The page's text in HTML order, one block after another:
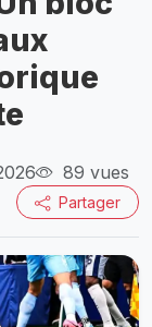
89 vues
Partager